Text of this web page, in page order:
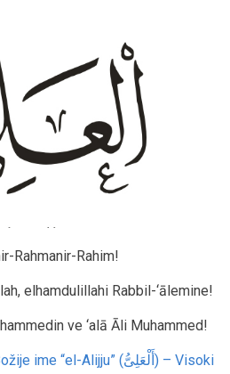
Rahmanir-Rahim!
elhamdulillahi Rabbil-‘ālemine!
ve ‘alā Āli Muhammed!
Božije ime “el-Alijju” (أَلْعَلِىُّ) – Visoki